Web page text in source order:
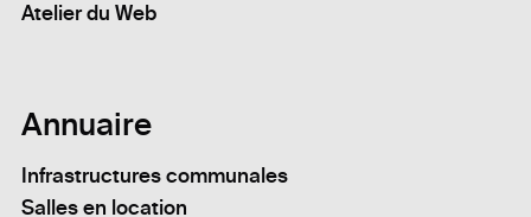
Atelier du Web
Annuaire
Infrastructures communales
Salles en location